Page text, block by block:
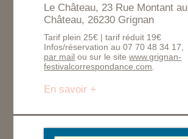
Le Château, 23 Rue Montant au
Château, 26230 Grignan
Tarif plein 25€ | tarif réduit 19€
Infos/réservation au 07 70 48 34 17,
par mail ou sur le sitewww.grignan-
festivalcorrespondance.com
En savoir +